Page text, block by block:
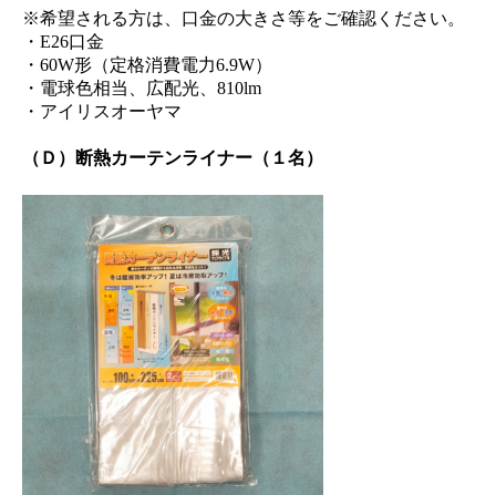
※希望される方は、口金の大きさ等をご確認ください。
・E26口金
・60W形（定格消費電力6.9W）
・電球色相当、広配光、810lm
・アイリスオーヤマ
（Ｄ）断熱カーテンライナー（１名）